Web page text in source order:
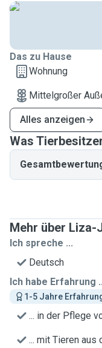
Das zu Hause
Wohnung
Mittelgroßer
Alles anzeigen
Was
Mehr über Liza-
Ich spreche ...
Deutsch
Ich habe Erfahrung
1-5 Jahre
... in der Pflege
... mit Tieren aus